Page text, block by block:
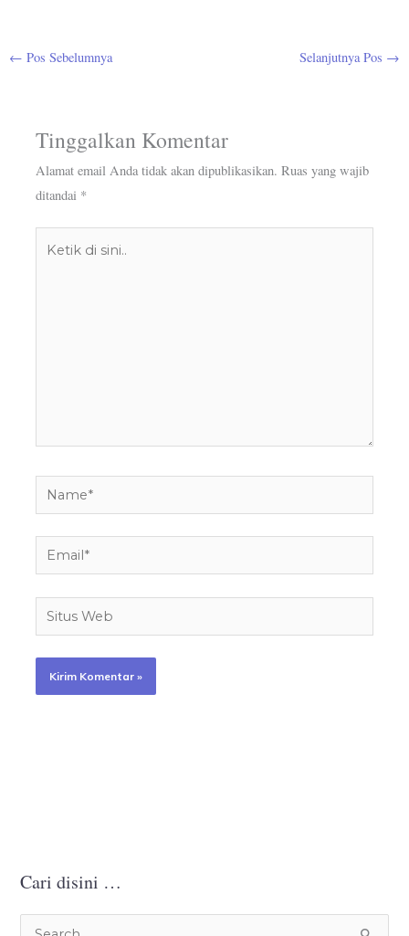
← Pos Sebelumnya Selanjutnya Pos →
Tinggalkan Komentar
Alamat email Anda tidak akan dipublikasikan. Ruas yang wajib
ditandai *
Name*
Email*
Situs
Web
Cari disini …